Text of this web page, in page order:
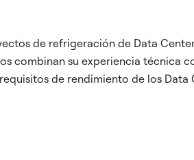
de refrigeración de Data
combinan su experiencia técnica
de rendimiento de los Data